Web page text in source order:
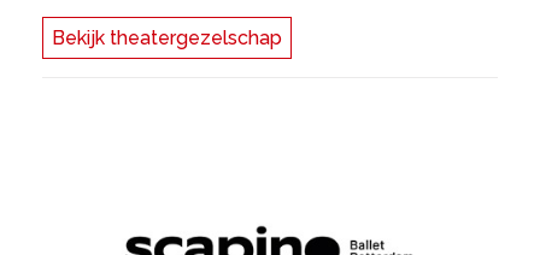
Bekijk theatergezelschap